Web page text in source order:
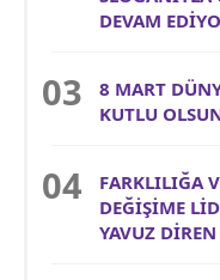
DEVAM
8 MART
KUTLU
FARKLILIĞA
DEĞİŞİME
YAVUZ DİREN